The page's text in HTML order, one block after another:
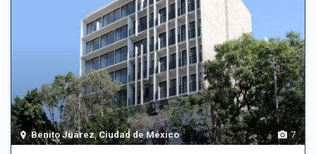
7
Benito Juárez,Ciudad de México